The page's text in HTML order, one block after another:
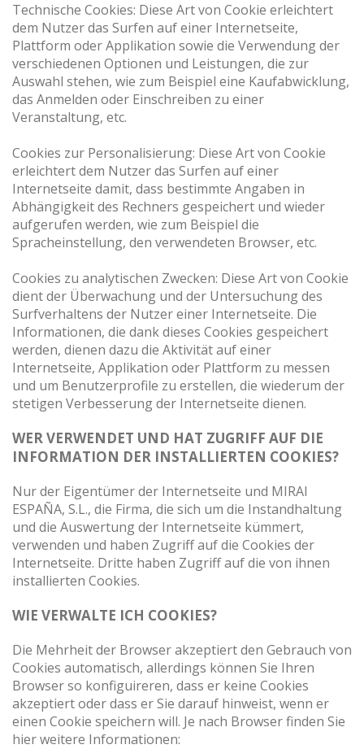
Technische Cookies: Diese Art von Cookie erleichtert
dem Nutzer das Surfen auf einer Internetseite,
Plattform oder Applikation sowie die Verwendung der
verschiedenen Optionen und Leistungen, die zur
Auswahl stehen, wie zum Beispiel eine Kaufabwicklung,
das Anmelden oder Einschreiben zu einer
Veranstaltung, etc.
Cookies zur Personalisierung: Diese Art von Cookie
erleichtert dem Nutzer das Surfen auf einer
Internetseite damit, dass bestimmte Angaben in
Abhängigkeit des Rechners gespeichert und wieder
aufgerufen werden, wie zum Beispiel die
Spracheinstellung, den verwendeten Browser, etc.
Cookies zu analytischen Zwecken: Diese Art von Cookie
dient der Überwachung und der Untersuchung des
Surfverhaltens der Nutzer einer Internetseite. Die
Informationen, die dank dieses Cookies gespeichert
werden, dienen dazu die Aktivität auf einer
Internetseite, Applikation oder Plattform zu messen
und um Benutzerprofile zu erstellen, die wiederum der
stetigen Verbesserung der Internetseite dienen.
WER VERWENDET UND HAT ZUGRIFF AUF DIE
INFORMATION DER INSTALLIERTEN COOKIES?
Nur der Eigentümer der Internetseite und MIRAI
ESPAÑA, S.L., die Firma, die sich um die Instandhaltung
und die Auswertung der Internetseite kümmert,
verwenden und haben Zugriff auf die Cookies der
Internetseite. Dritte haben Zugriff auf die von ihnen
installierten Cookies.
WIE VERWALTE ICH COOKIES?
Die Mehrheit der Browser akzeptiert den Gebrauch von
Cookies automatisch, allerdings können Sie Ihren
Browser so konfiguireren, dass er keine Cookies
akzeptiert oder dass er Sie darauf hinweist, wenn er
einen Cookie speichern will. Je nach Browser finden Sie
hier weitere Informationen: